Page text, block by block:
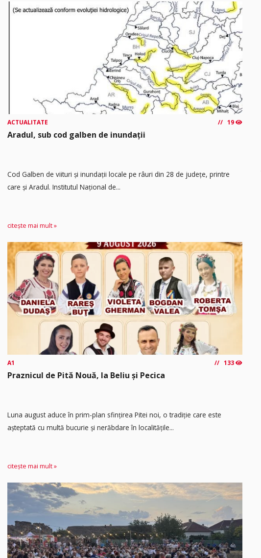
ACTUALITATE 19
Aradul, sub cod galben de inundații
Cod Galben de viituri și inundații locale pe râuri din 28 de județe, printre
care și Aradul. Institutul Național de...
citește mai mult »
A1 133
Praznicul de Pită Nouă, la Beliu și Pecica
Luna august aduce în prim-plan sfințirea Pitei noi, o tradiție care este
așteptată cu multă bucurie și nerăbdare în localitățile...
citește mai mult »